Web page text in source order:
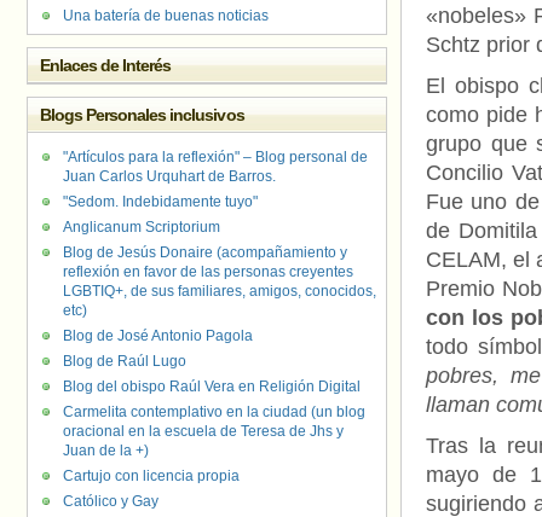
«nobeles»
Schtz prior
El obispo
como pide
grupo que
Concilio
Fue uno
de
CELAM, el
Premio
con los
todo
pobres,
llaman
Tras la
mayo de
sugiriendo
Una batería de buenas noticias
Enlaces de Interés
Blogs Personales inclusivos
"Artículos para la reflexión" – Blog personal de
Juan Carlos Urquhart de Barros.
"Sedom. Indebidamente tuyo"
Anglicanum Scriptorium
Blog de Jesús Donaire (acompañamiento y
reflexión en favor de las personas creyentes
LGBTIQ+, de sus familiares, amigos, conocidos,
etc)
Blog de José Antonio Pagola
Blog de Raúl Lugo
Blog del obispo Raúl Vera en Religión Digital
Carmelita contemplativo en la ciudad (un blog
oracional en la escuela de Teresa de Jhs y
Juan de la +)
Cartujo con licencia propia
Católico y Gay